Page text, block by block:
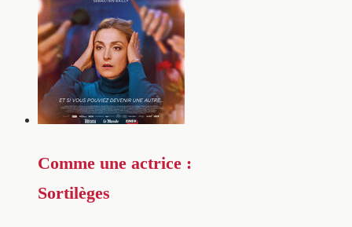
Comme une actrice :
Sortilèges